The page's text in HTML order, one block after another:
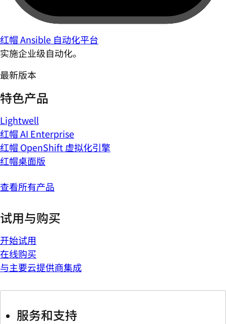
红帽 Ansible 自动化平台
实施企业级自动化。
最新版本
特色产品
Lightwell
红帽 AI Enterprise
红帽 OpenShift 虚拟化引擎
红帽桌面版
查看所有产品
试用与购买
开始试用
在线购买
与主要云提供商集成
服务和支持